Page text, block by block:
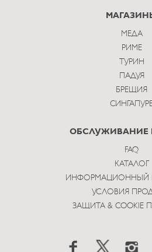
МЕДА
РИМЕ
ТУРИН
ПАДУЯ
БРЕЩИЯ
ОБСЛУЖИВАНИЕ
FAQ
КАТАЛОГ
ИНФОРМАЦИОННЫЙ
УСЛОВИЯ
ЗАЩИТА & COOKIE